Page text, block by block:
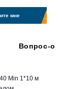
мне
Вопрос-
Min 1*10 м